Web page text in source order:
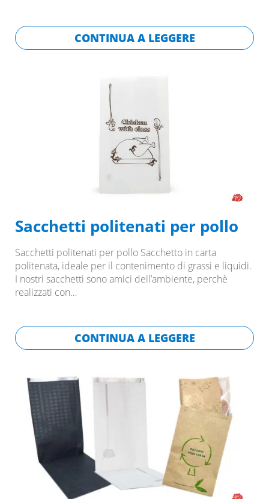
CONTINUA A LEGGERE
Sacchetti politenati per pollo
Sacchetti politenati per pollo Sacchetto in carta
politenata, ideale per il contenimento di grassi e liquidi.
I nostri sacchetti sono amici dell’ambiente, perchè
realizzati con…
CONTINUA A LEGGERE